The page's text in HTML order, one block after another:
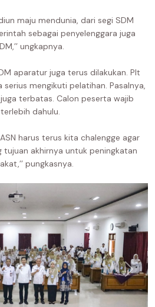
maju mendunia, dari segi SDM
sebagai penyelenggara juga
ungkapnya.
aparatur juga terus dilakukan. Plt
mengikuti pelatihan. Pasalnya,
terbatas. Calon peserta wajib
dahulu.
harus terus kita chalengge agar
tujuan akhirnya untuk peningkatan
pungkasnya.